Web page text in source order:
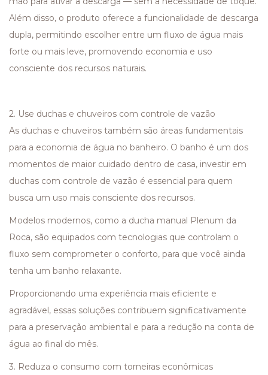
Além disso, o produto oferece a funcionalidade de descarga
dupla, permitindo escolher entre um fluxo de água mais
forte ou mais leve, promovendo economia e uso
consciente dos recursos naturais.
2. Use duchas e chuveiros com controle de vazão
As duchas e chuveiros também são áreas fundamentais
para a economia de água no banheiro. O banho é um dos
momentos de maior cuidado dentro de casa, investir em
duchas com controle de vazão é essencial para quem
busca um uso mais consciente dos recursos.
Modelos modernos, como a ducha manual Plenum da
Roca, são equipados com tecnologias que controlam o
fluxo sem comprometer o conforto, para que você ainda
tenha um banho relaxante.
Proporcionando uma experiência mais eficiente e
agradável, essas soluções contribuem significativamente
para a preservação ambiental e para a redução na conta de
água ao final do mês.
3. Reduza o consumo com torneiras econômicas